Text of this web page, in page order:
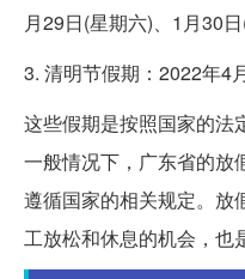
月29日(星期六)、1月30日
3. 清明节假期：2022年4
这些假期是按照国家的法
一般情况下，广东省的放
遵循国家的相关规定。放
工放松和休息的机会，也